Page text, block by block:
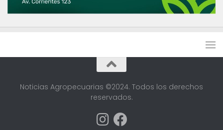
Noticias Agropecuarias ©2024. Todos los derechos
reservados.